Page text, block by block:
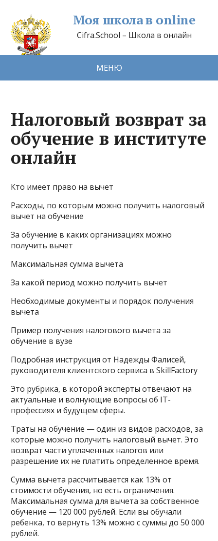
Моя школа в online
Cifra.School – Школа в онлайн
МЕНЮ
Налоговый возврат за
обучение в институте
онлайн
Кто имеет право на вычет
Расходы, по которым можно получить налоговый
вычет на обучение
За обучение в каких организациях можно
получить вычет
Максимальная сумма вычета
За какой период можно получить вычет
Необходимые документы и порядок получения
вычета
Пример получения налогового вычета за
обучение в вузе
Подробная инструкция от Надежды Фалисей,
руководителя клиентского сервиса в SkillFactory
Это рубрика, в которой эксперты отвечают на
актуальные и волнующие вопросы об IT-
профессиях и будущем сферы.
Траты на обучение — один из видов расходов, за
которые можно получить налоговый вычет. Это
возврат части уплаченных налогов или
разрешение их не платить определенное время.
Сумма вычета рассчитывается как 13% от
стоимости обучения, но есть ограничения.
Максимальная сумма для вычета за собственное
обучение — 120 000 рублей. Если вы обучали
ребенка, то вернуть 13% можно с суммы до 50 000
рублей.